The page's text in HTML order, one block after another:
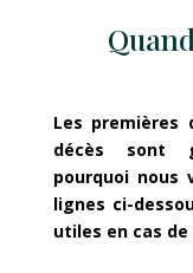
Les premières
décès sont
pourquoi nous
lignes ci-
utiles en cas de